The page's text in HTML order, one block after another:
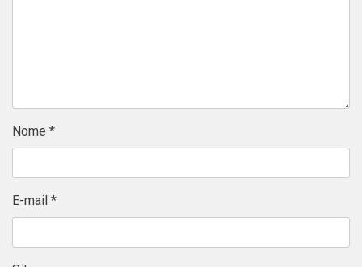
Nome *
E-mail *